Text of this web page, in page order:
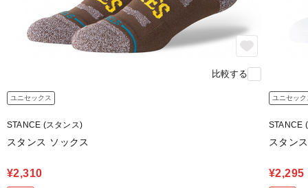
比較する
ユニセックス
STANCE (スタンス)
スタンス ソックス
¥2,310
ユニセック
STANCE
スタン
¥2,295